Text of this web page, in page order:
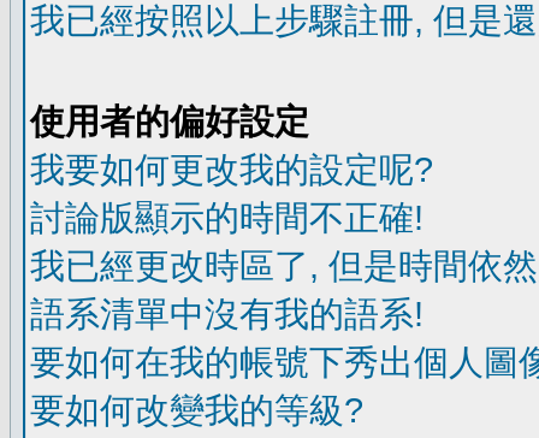
我已經按照以上步驟註冊, 但是
使用者的偏好設定
我要如何更改我的設定呢?
討論版顯示的時間不正確!
我已經更改時區了, 但是時間依
語系清單中沒有我的語系!
要如何在我的帳號下秀出個人圖
要如何改變我的等級?